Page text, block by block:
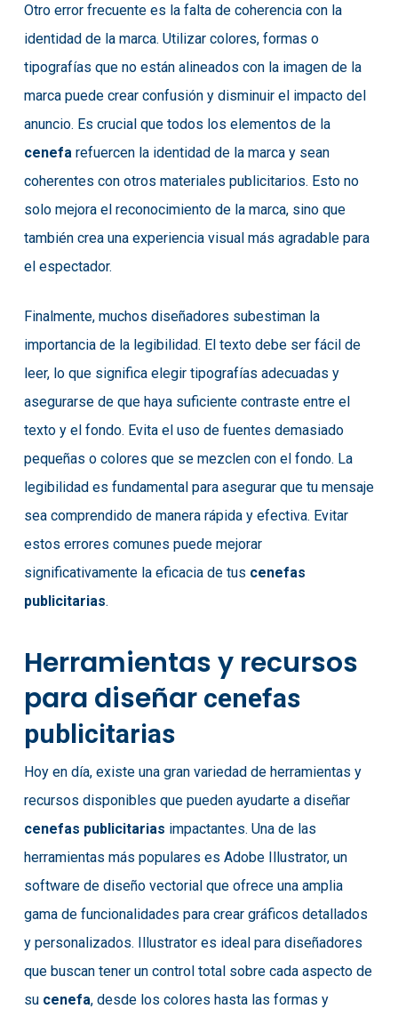
Otro error frecuente es la falta de coherencia con la
identidad de la marca. Utilizar colores, formas o
tipografías que no están alineados con la imagen de la
marca puede crear confusión y disminuir el impacto del
anuncio. Es crucial que todos los elementos de la
cenefarefuercen la identidad de la marca y sean
coherentes con otros materiales publicitarios. Esto no
solo mejora el reconocimiento de la marca, sino que
también crea una experiencia visual más agradable para
el espectador.
Finalmente, muchos diseñadores subestiman la
importancia de la legibilidad. El texto debe ser fácil de
leer, lo que significa elegir tipografías adecuadas y
asegurarse de que haya suficiente contraste entre el
texto y el fondo. Evita el uso de fuentes demasiado
pequeñas o colores que se mezclen con el fondo. La
legibilidad es fundamental para asegurar que tu mensaje
sea comprendido de manera rápida y efectiva. Evitar
estos errores comunes puede mejorar
significativamente la eficacia de tus cenefas
publicitarias.
Herramientas y recursos
para diseñar cenefas
publicitarias
Hoy en día, existe una gran variedad de herramientas y
recursos disponibles que pueden ayudarte a diseñar
cenefas publicitarias impactantes. Una de las
herramientas más populares es Adobe Illustrator, un
software de diseño vectorial que ofrece una amplia
gama de funcionalidades para crear gráficos detallados
y personalizados. Illustrator es ideal para diseñadores
que buscan tener un control total sobre cada aspecto de
su cenefa, desde los colores hasta las formas y